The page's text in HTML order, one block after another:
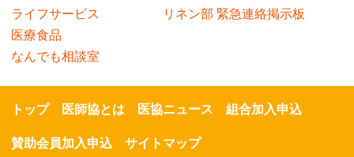
ライフサービス
医療食品
なんでも相談室
リネン部 緊急連絡掲示板
トップ 医師協とは 医協ニュース 組合加入申込
賛助会員加入申込 サイトマップ